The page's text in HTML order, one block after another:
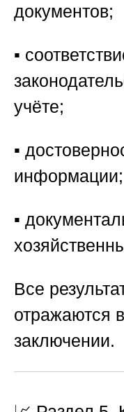
документов;
▪️
учёте;
▪️
информации;
▪️
Все
отражаются
заключении.